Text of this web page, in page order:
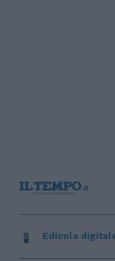
Edicola